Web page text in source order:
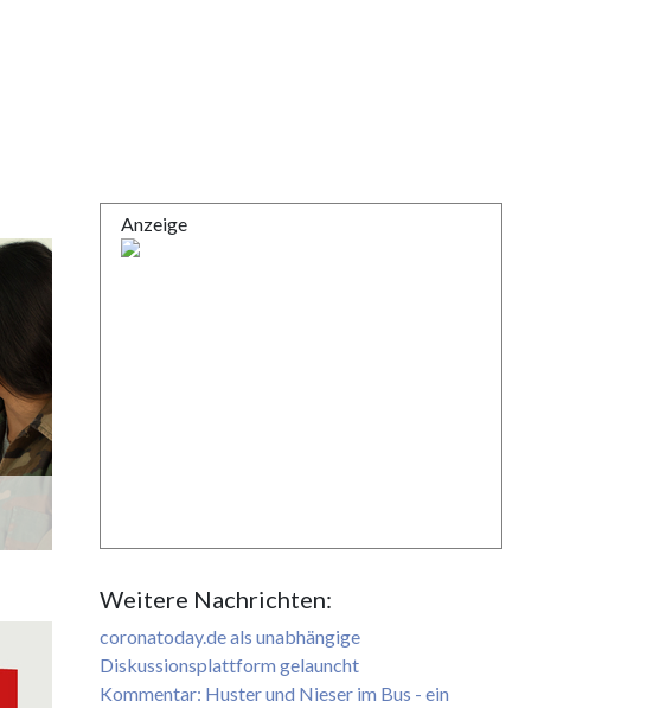
Anzeige
Weitere Nachrichten:
coronatoday.de als unabhängige
Diskussionsplattform gelauncht
Kommentar: Huster und Nieser im Bus - ein